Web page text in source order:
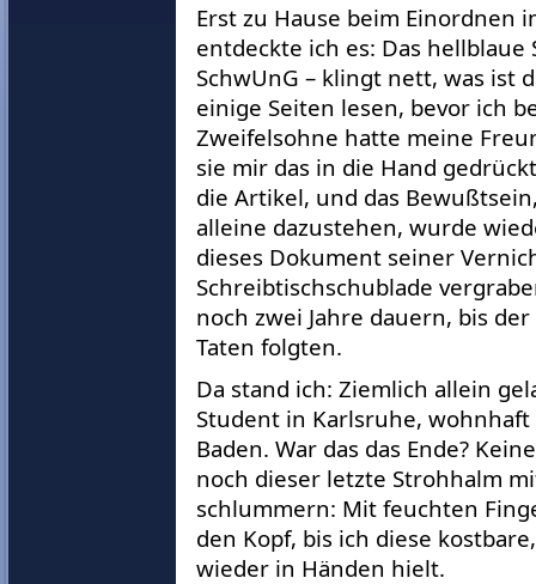
Erst zu Hause beim Einordnen
entdeckte ich es: Das
SchwUnG – klingt nett, was ist
einige Seiten lesen, bevor ich
Zweifelsohne hatte meine
sie mir das in die Hand
die Artikel, und das
alleine dazustehen, wurde
dieses Dokument seiner
Schreibtischschublade
noch zwei Jahre dauern, bis
Taten folgten.
Da stand ich: Ziemlich allein
Student in Karlsruhe,
Baden. War das das Ende?
noch dieser letzte Strohhalm
schlummern: Mit feuchten
den Kopf, bis ich diese
wieder in Händen hielt.